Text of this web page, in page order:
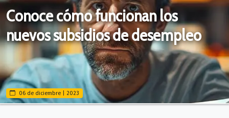
Conoce cómo funcionan los
nuevos subsidios de desempleo
06 de diciembre | 2023